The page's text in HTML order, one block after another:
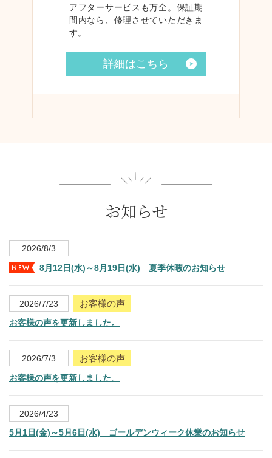
アフターサービスも万全。保証期
間内なら、修理させていただきま
す。
詳細はこちら
お知らせ
2026/8/3
8月12日(水)～8月19日(水) 夏季休暇のお知らせ
2026/7/23 お客様の声
お客様の声を更新しました。
2026/7/3 お客様の声
お客様の声を更新しました。
2026/4/23
5月1日(金)～5月6日(水) ゴールデンウィーク休業のお知らせ